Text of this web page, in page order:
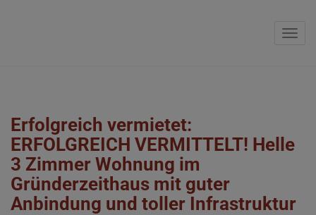
Erfolgreich vermietet:
ERFOLGREICH VERMITTELT! Helle
3 Zimmer Wohnung im
Gründerzeithaus mit guter
Anbindung und toller Infrastruktur